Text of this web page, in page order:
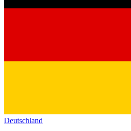
Deutschland